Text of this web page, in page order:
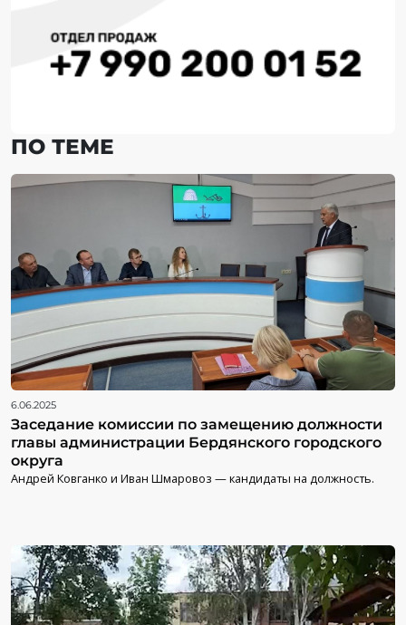
ПО ТЕМЕ
6.06.2025
Заседание комиссии по замещению должности
главы администрации Бердянского городского
округа
Андрей Ковганко и Иван Шмаровоз — кандидаты на должность.